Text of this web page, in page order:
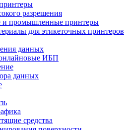
разрешения
и промышленные принтеры
для этикеточных принтеров
данных
ИБП
данных
средства